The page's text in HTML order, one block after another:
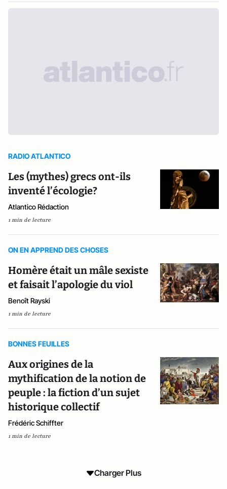
RADIO ATLANTICO
Les (mythes) grecs ont-ils
inventé l’écologie?
Atlantico Rédaction
1 min de lecture
ON EN APPREND DES CHOSES
Homère était un mâle sexiste
et faisait l’apologie du viol
Benoît Rayski
1 min de lecture
BONNES FEUILLES
Aux origines de la
mythification de la notion de
peuple : la fiction d’un sujet
historique collectif
Frédéric Schiffter
1 min de lecture
Charger Plus